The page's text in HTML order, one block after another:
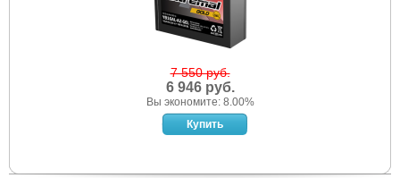
7 550 руб.
6 946 руб.
Вы экономите: 8.00%